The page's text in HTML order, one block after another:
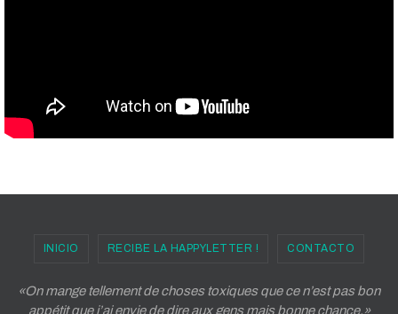
INICIO RECIBE LA HAPPYLETTER ! CONTACTO
«On mange tellement de choses toxiques que ce n’est pas bon
appétit que j’ai envie de dire aux gens mais bonne chance.»